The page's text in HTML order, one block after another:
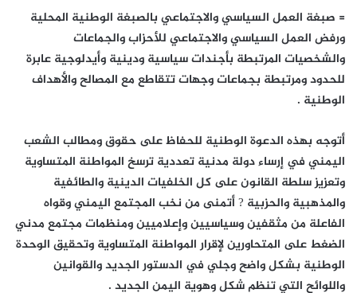
= صبغة العمل السياسي والاجتماعي بالصبغة الوطنية المحلية
ورفض العمل السياسي والاجتماعي للأحزاب والجماعات
والشخصيات المرتبطة بأجندات سياسية ودينية وأيدلوجية عابرة
للحدود ومرتبطة بجماعات وجهات تتقاطع مع المصالح والأهداف
الوطنية .
أتوجه بهذه الدعوة الوطنية للحفاظ على حقوق ومطالب الشعب
اليمني في إرساء دولة مدنية تعددية ترسخ المواطنة المتساوية
وتعزيز سلطة القانون على كل الخلفيات الدينية والطائفية
والمذهبية والحزبية ? أتمنى من نخب المجتمع اليمني وقواه
الفاعلة من مثقفين وسياسيين وإعلاميين ومنظمات مجتمع مدني
الضغط على المتحاورين لإقرار المواطنة المتساوية وتحقيق الوحدة
الوطنية بشكل واضح وجلي في الدستور الجديد والقوانين
واللوائح التي تنظم شكل وهوية اليمن الجديد .